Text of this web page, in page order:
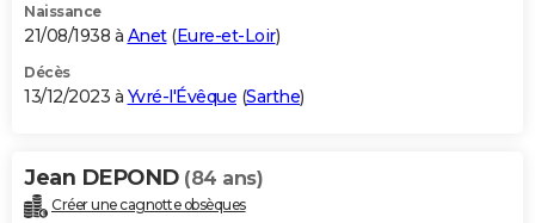
Naissance
21/08/1938 à Anet(Eure-et-Loir)
Décès
13/12/2023 à Yvré-l'Évêque (Sarthe)
Jean DEPOND (84 ans)
Créer une cagnotte obsèques